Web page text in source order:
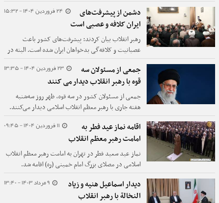
24 فروردین 1404 - 15:32
دشمن از پیشرفت‌های
ایران کلافه و عصبی است
رهبر انقلاب بیان کردند: پیشرفت‌های کشور باعث
عصبانیت و کلافه‌گی بدخواهان ایران شده است. البته در
بخش‌هایی همچون مسائل اقتصادی ضعف‌هایی وجود دارد
که بی‌شک برای رفع آنها باید تلاش کرد.
23 فروردین 1404 - 13:35
جمعی از مسئولان سه
قوه با رهبر انقلاب دیدار می کنند
جمعی از مسئولان کشور در سه قوه، ظهر روز سه‌شنبه
هفته جاری با رهبر معظم انقلاب اسلامی دیدار می‌کنند.
11 فروردین 1404 - 09:45
اقامه نماز عید فطر به
امامت رهبر معظم انقلاب
نماز عید سعید فطر در تهران به امامت رهبر معظم انقلاب
اسلامی در مصلای بزرگ امام خمینی (ره) اقامه شد.
9 مرداد 1403 - 13:40
دیدار اسماعیل هنیه و زیاد
النخالة با رهبر انقلاب